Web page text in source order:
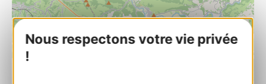
Nous respectons votre vie privée
!